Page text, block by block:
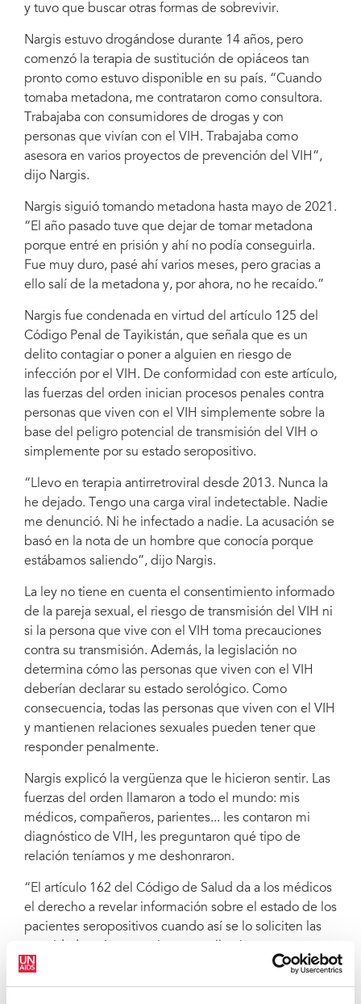
y tuvo que buscar otras formas de sobrevivir.
Nargis estuvo drogándose durante 14 años, pero
comenzó la terapia de sustitución de opiáceos tan
pronto como estuvo disponible en su país. “Cuando
tomaba metadona, me contrataron como consultora.
Trabajaba con consumidores de drogas y con
personas que vivían con el VIH. Trabajaba como
asesora en varios proyectos de prevención del VIH”,
dijo Nargis.
Nargis siguió tomando metadona hasta mayo de 2021.
“El año pasado tuve que dejar de tomar metadona
porque entré en prisión y ahí no podía conseguirla.
Fue muy duro, pasé ahí varios meses, pero gracias a
ello salí de la metadona y, por ahora, no he recaído.”
Nargis fue condenada en virtud del artículo 125 del
Código Penal de Tayikistán, que señala que es un
delito contagiar o poner a alguien en riesgo de
infección por el VIH. De conformidad con este artículo,
las fuerzas del orden inician procesos penales contra
personas que viven con el VIH simplemente sobre la
base del peligro potencial de transmisión del VIH o
simplemente por su estado seropositivo.
“Llevo en terapia antirretroviral desde 2013. Nunca la
he dejado. Tengo una carga viral indetectable. Nadie
me denunció. Ni he infectado a nadie. La acusación se
basó en la nota de un hombre que conocía porque
estábamos saliendo”, dijo Nargis.
La ley no tiene en cuenta el consentimiento informado
de la pareja sexual, el riesgo de transmisión del VIH ni
si la persona que vive con el VIH toma precauciones
contra su transmisión. Además, la legislación no
determina cómo las personas que viven con el VIH
deberían declarar su estado serológico. Como
consecuencia, todas las personas que viven con el VIH
y mantienen relaciones sexuales pueden tener que
responder penalmente.
Nargis explicó la vergüenza que le hicieron sentir. Las
fuerzas del orden llamaron a todo el mundo: mis
médicos, compañeros, parientes... les contaron mi
diagnóstico de VIH, les preguntaron qué tipo de
relación teníamos y me deshonraron.
“El artículo 162 del Código de Salud da a los médicos
el derecho a revelar información sobre el estado de los
pacientes seropositivos cuando así se lo soliciten las
justificación. Algunos de los casos penales iniciados
de acuerdo con el artículo 125.1 comenzaron después